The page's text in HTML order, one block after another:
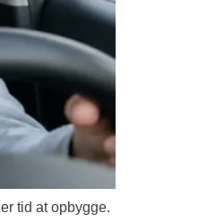
tid at opbygge.